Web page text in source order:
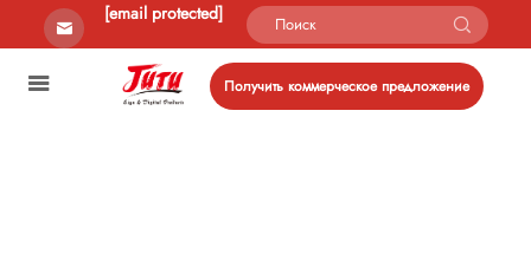
[email protected]
Получить коммерческое предложение